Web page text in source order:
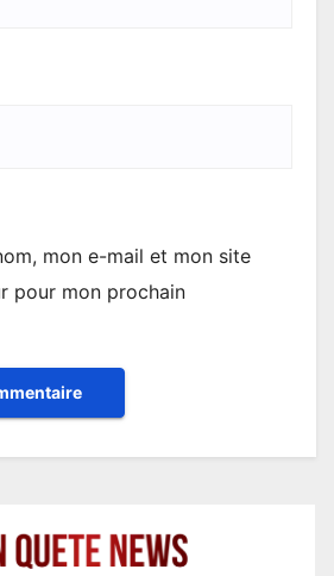
mon e-mail et mon site
pour mon prochain